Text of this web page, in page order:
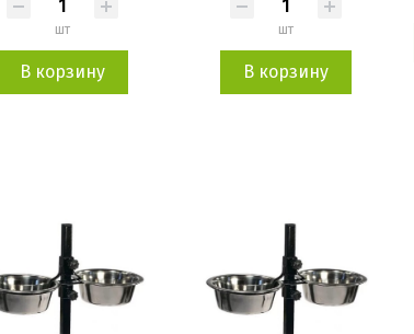
шт
В корзину
шт
В корзину